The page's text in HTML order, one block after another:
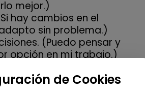
mejor.)
hay cambios en el
sin problema.)
(Puedo pensar y
opción en mi trabajo.)
de Cookies